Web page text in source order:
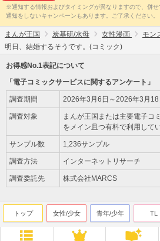
※通知する情報およびタイミングが異なりますので、併
通知をしないキャンペーンもあります。ご了承ください。
まんが王国 炭基研/水母 女性漫画 モン
明日、結婚するそうです。(コミック)
お得感No.1表記について
「電子コミックサービスに関するアンケート」
調査期間 2026年3月6日～2026年3月18
調査対象
まんが王国または主要電子コ
をメイン且つ有料で利用して
サンプル数 1,236サンプル
調査方法 インターネットリサーチ
調査委託先 株式会社MARCS
トップ 女性/少女 青年/少年 TL